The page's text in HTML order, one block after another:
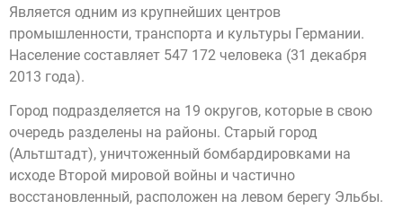
Является одним из крупнейших центров
промышленности, транспорта и культуры Германии.
Население составляет 547 172 человека (31 декабря
2013 года).
Город подразделяется на 19 округов, которые в свою
очередь разделены на районы. Старый город
(Альтштадт), уничтоженный бомбардировками на
исходе Второй мировой войны и частично
восстановленный, расположен на левом берегу Эльбы.